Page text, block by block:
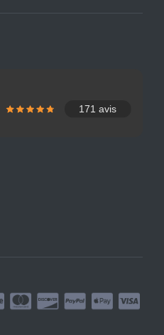
171 avis